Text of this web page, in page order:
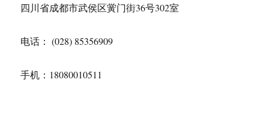
四川省成都市武侯区黉门街36号302室
电话： (028) 85356909
手机：18080010511